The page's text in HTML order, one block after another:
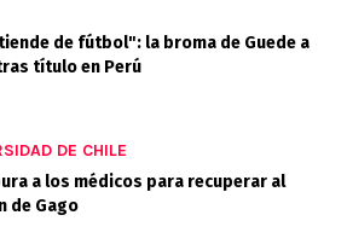
de fútbol": la broma de Guede a
título en Perú
DE CHILE
a los médicos para recuperar al
de Gago